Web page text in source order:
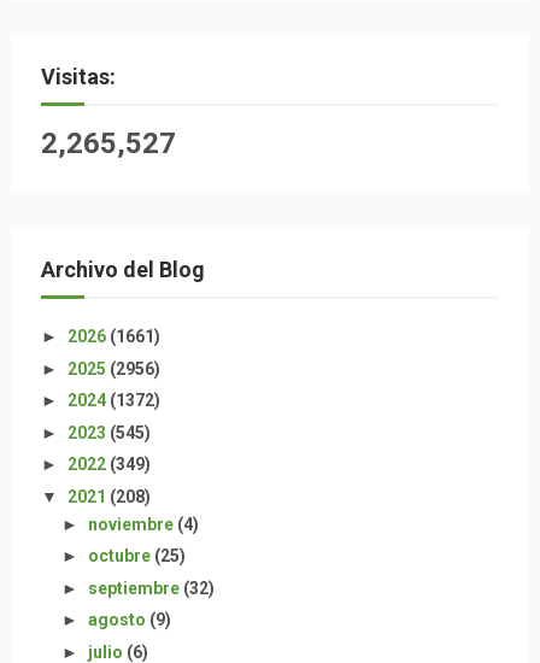
Visitas:
2,265,527
Archivo del Blog
► 2026 (1661)
► 2025 (2956)
► 2024 (1372)
► 2023 (545)
► 2022 (349)
▼ 2021 (208)
► noviembre (4)
► octubre (25)
► septiembre (32)
► agosto (9)
► julio (6)